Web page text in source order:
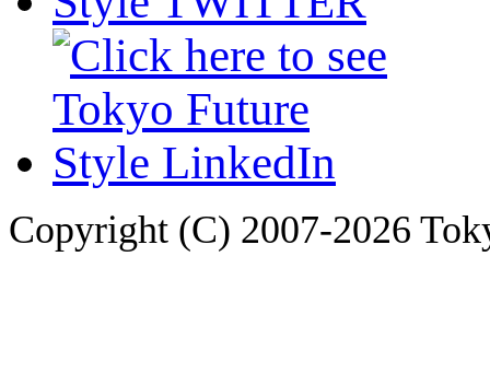
Copyright (C) 2007-2026